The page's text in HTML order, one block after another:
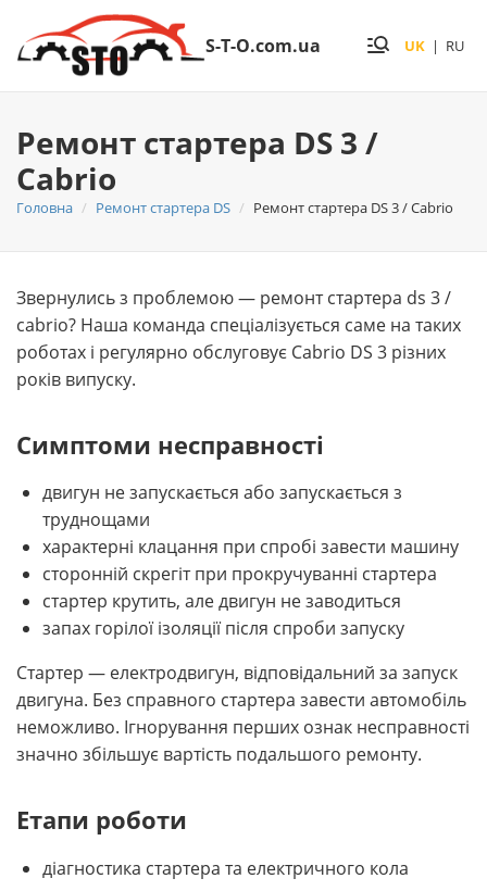
S-T-O.com.ua UK | RU
Ремонт стартера DS 3 /
Cabrio
Головна Ремонт стартера DS Ремонт стартера DS 3 / Cabrio
Звернулись з проблемою — ремонт стартера ds 3 /
cabrio? Наша команда спеціалізується саме на таких
роботах і регулярно обслуговує Cabrio DS 3 різних
років випуску.
Симптоми несправності
двигун не запускається або запускається з
труднощами
характерні клацання при спробі завести машину
сторонній скрегіт при прокручуванні стартера
стартер крутить, але двигун не заводиться
запах горілої ізоляції після спроби запуску
Стартер — електродвигун, відповідальний за запуск
двигуна. Без справного стартера завести автомобіль
неможливо. Ігнорування перших ознак несправності
значно збільшує вартість подальшого ремонту.
Етапи роботи
діагностика стартера та електричного кола